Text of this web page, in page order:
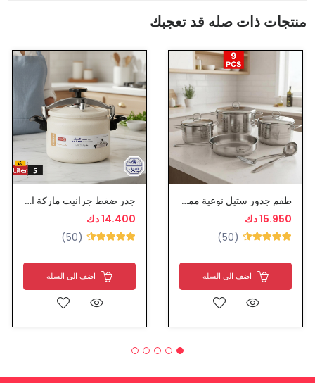
منتجات ذات صله قد تعجبك
طقم جدور ستيل نوعية ممتازة
15.950 دك
(50)
اضف الى السلة
جدر ضغط جرانيت ماركة السيف
14.400 دك
(50)
اضف الى السلة